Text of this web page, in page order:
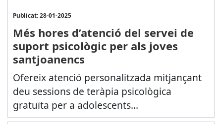
Publicat: 28-01-2025
Més hores d’atenció del servei de
suport psicològic per als joves
santjoanencs
Ofereix atenció personalitzada mitjançant
deu sessions de teràpia psicològica
gratuïta per a adolescents...